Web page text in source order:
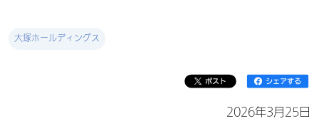
大塚ホールディングス
2026年3月25日